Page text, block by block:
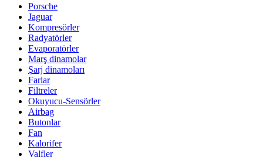
Porsche
Jaguar
Kompresörler
Radyatörler
Evaporatörler
Marş dinamolar
Şarj dinamoları
Farlar
Filtreler
Okuyucu-Sensörler
Airbag
Butonlar
Fan
Kalorifer
Valfler